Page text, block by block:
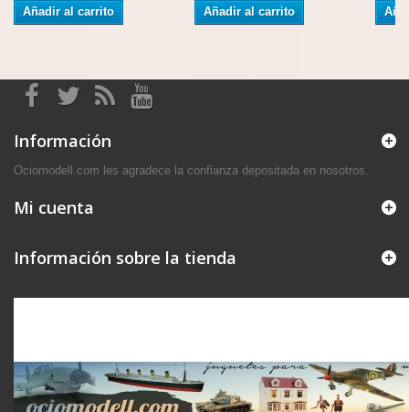
Añadir al carrito Añadir al carrito
Información
Ociomodell.com les agradece la confianza depositada en nosotros.
Mi cuenta
Información sobre la tienda